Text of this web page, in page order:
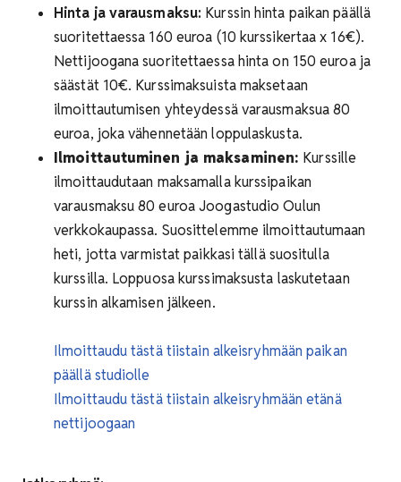
Hinta ja varausmaksu: Kurssin hinta paikan päällä
suoritettaessa 160 euroa (10 kurssikertaa x 16€).
Nettijoogana suoritettaessa hinta on 150 euroa ja
säästät 10€. Kurssimaksuista maksetaan
ilmoittautumisen yhteydessä varausmaksua 80
euroa, joka vähennetään loppulaskusta.
Ilmoittautuminen ja maksaminen: Kurssille
ilmoittaudutaan maksamalla kurssipaikan
varausmaksu 80 euroa Joogastudio Oulun
verkkokaupassa. Suosittelemme ilmoittautumaan
heti, jotta varmistat paikkasi tällä suositulla
kurssilla. Loppuosa kurssimaksusta laskutetaan
kurssin alkamisen jälkeen.
Ilmoittaudu tästä tiistain alkeisryhmään paikan
päällä studiolle
Ilmoittaudu tästä tiistain alkeisryhmään etänä
nettijoogaan